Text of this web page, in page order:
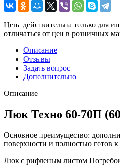
Цена действительна только для
отличаться от цен в розничных
Описание
Отзывы
Задать вопрос
Дополнительно
Описание
Люк Техно 60-70П
Основное преимущество:
поверхности и полностью готов к
Люк с рифленым листом